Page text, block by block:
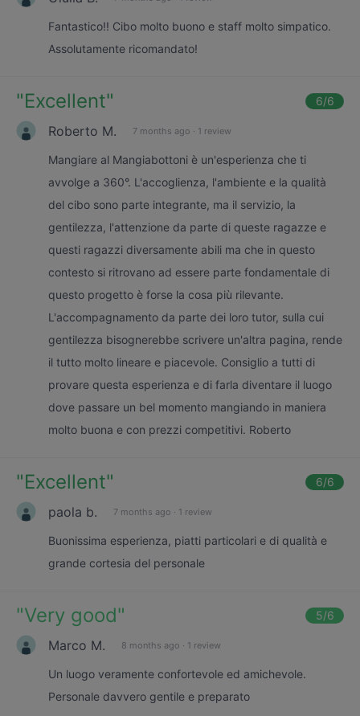
Fantastico!! Cibo molto buono e staff molto simpatico.
Assolutamente ricomandato!
"Excellent" 6/6
Roberto M. 7 months ago · 1 review
Mangiare al Mangiabottoni è un'esperienza che ti
avvolge a 360°. L'accoglienza, l'ambiente e la qualità
del cibo sono parte integrante, ma il servizio, la
gentilezza, l'attenzione da parte di queste ragazze e
questi ragazzi diversamente abili ma che in questo
contesto si ritrovano ad essere parte fondamentale di
questo progetto è forse la cosa più rilevante.
L'accompagnamento da parte dei loro tutor, sulla cui
gentilezza bisognerebbe scrivere un'altra pagina, rende
il tutto molto lineare e piacevole. Consiglio a tutti di
provare questa esperienza e di farla diventare il luogo
dove passare un bel momento mangiando in maniera
molto buona e con prezzi competitivi. Roberto
"Excellent" 6/6
paola b. 7 months ago · 1 review
Buonissima esperienza, piatti particolari e di qualità e
grande cortesia del personale
"Very good" 5/6
Marco M. 8 months ago · 1 review
Un luogo veramente confortevole ed amichevole.
Personale davvero gentile e preparato